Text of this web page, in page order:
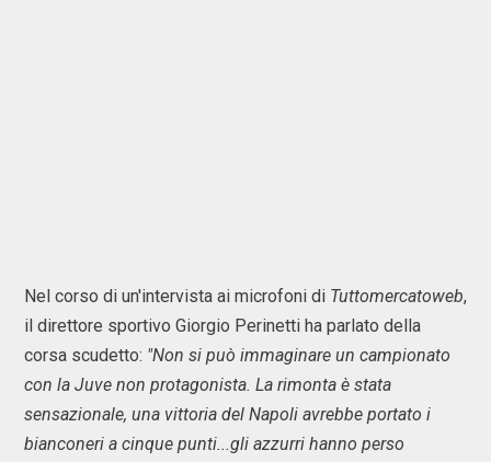
Nel corso di un'intervista ai microfoni di Tuttomercatoweb,
il direttore sportivo Giorgio Perinetti ha parlato della
corsa scudetto: "Non si può immaginare un campionato
con la Juve non protagonista. La rimonta è stata
sensazionale, una vittoria del Napoli avrebbe portato i
bianconeri a cinque punti...gli azzurri hanno perso